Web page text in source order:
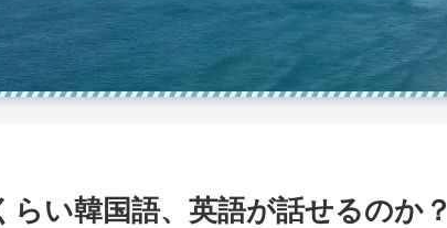
い韓国語、英語が話せるのか？